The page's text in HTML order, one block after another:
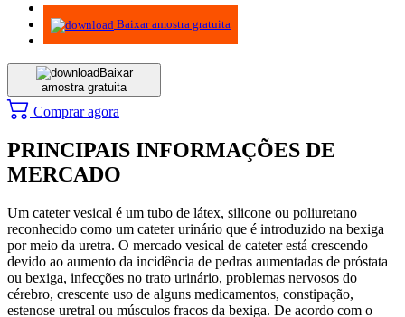
Metodologia
Baixar amostra gratuita
Baixar
amostra gratuita
Comprar agora
PRINCIPAIS INFORMAÇÕES DE
MERCADO
Um cateter vesical é um tubo de látex, silicone ou poliuretano
reconhecido como um cateter urinário que é introduzido na bexiga
por meio da uretra. O mercado vesical de cateter está crescendo
devido ao aumento da incidência de pedras aumentadas de próstata
ou bexiga, infecções no trato urinário, problemas nervosos do
cérebro, crescente uso de alguns medicamentos, constipação,
estenose uretral ou músculos fracos da bexiga. De acordo com o